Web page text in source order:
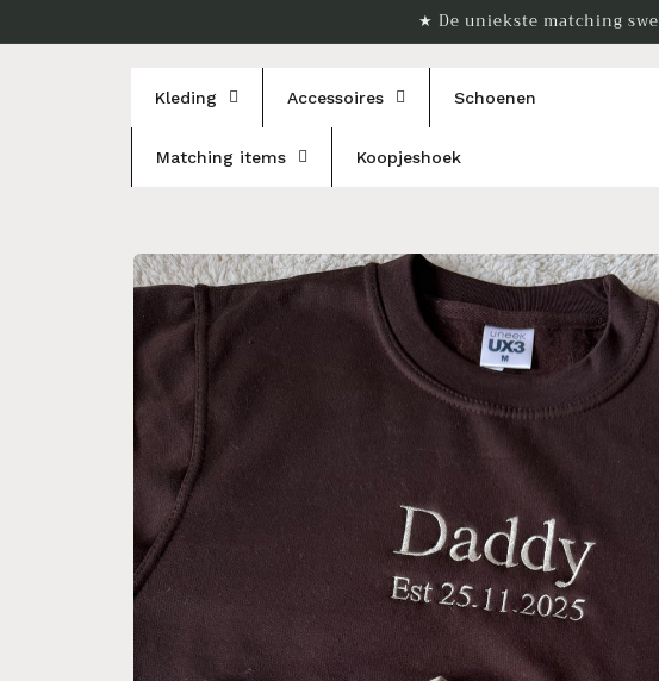
content
★ De uniekste matching
Kleding Accessoires Schoenen
Matching items Koopjeshoek
Ga direct naar
productinformatie